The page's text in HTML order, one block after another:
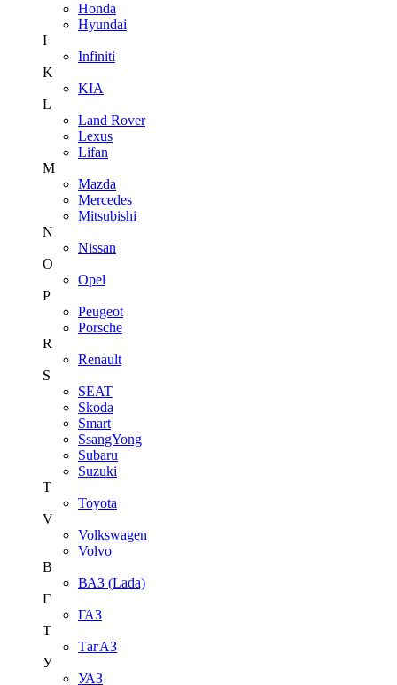
Honda
Hyundai
I
Infiniti
K
KIA
L
Land Rover
Lexus
Lifan
M
Mazda
Mercedes
Mitsubishi
N
Nissan
O
Opel
P
Peugeot
Porsche
R
Renault
S
SEAT
Skoda
Smart
SsangYong
Subaru
Suzuki
T
Toyota
V
Volkswagen
Volvo
В
ВАЗ (Lada)
Г
ГАЗ
Т
ТагАЗ
У
УАЗ